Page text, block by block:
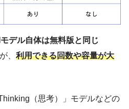
デル自体は無料版と同じ
、 利用できる回数や容量が大
（思考）」モデルなどの